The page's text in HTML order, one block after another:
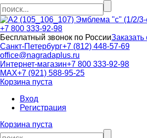
+7 800 333-92-98
Бесплатный звонок по России
Санкт-Петербург+7 (812) 448-57-69
office@nagradaplus.ru
Интернет-магазин+7 800 333-92-98
MAX+7 (921) 588-95-25
Корзина пуста
Вход
Регистрация
Корзина пуста